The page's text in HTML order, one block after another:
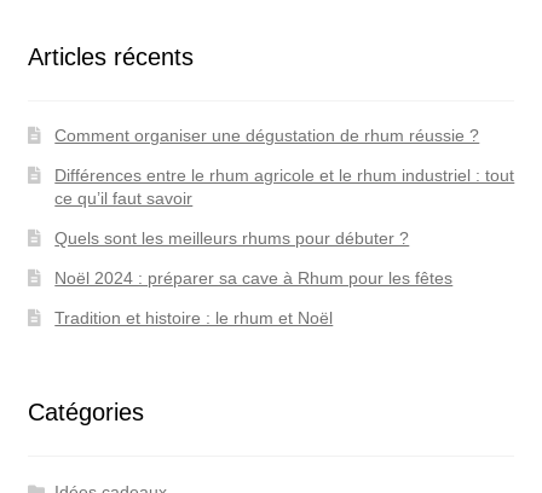
Articles récents
Comment organiser une dégustation de rhum réussie ?
Différences entre le rhum agricole et le rhum industriel : tout
ce qu’il faut savoir
Quels sont les meilleurs rhums pour débuter ?
Noël 2024 : préparer sa cave à Rhum pour les fêtes
Tradition et histoire : le rhum et Noël
Catégories